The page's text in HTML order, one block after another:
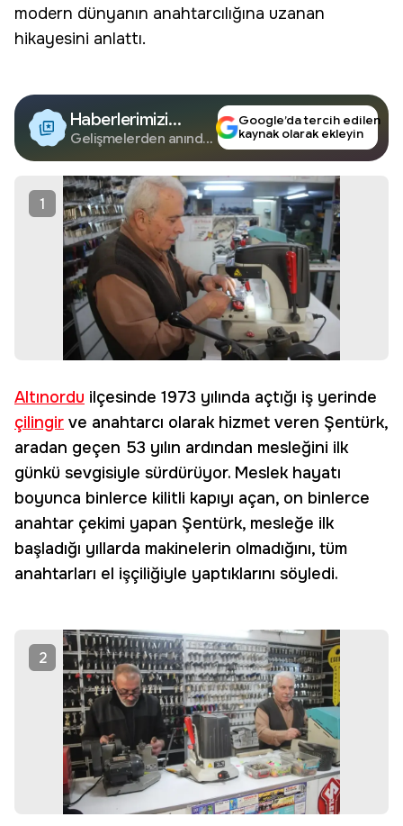
modern dünyanın anahtarcılığına uzanan
hikayesini anlattı.
Haberlerimizi
Google'da Takip
Edin
Gelişmelerden anında
Google’da tercih edilen
kaynak olarak ekleyin
1
Altınordu ilçesinde 1973 yılında açtığı iş yerinde
çilingir ve anahtarcı olarak hizmet veren Şentürk,
aradan geçen 53 yılın ardından mesleğini ilk
günkü sevgisiyle sürdürüyor. Meslek hayatı
boyunca binlerce kilitli kapıyı açan, on binlerce
anahtar çekimi yapan Şentürk, mesleğe ilk
başladığı yıllarda makinelerin olmadığını, tüm
anahtarları el işçiliğiyle yaptıklarını söyledi.
2